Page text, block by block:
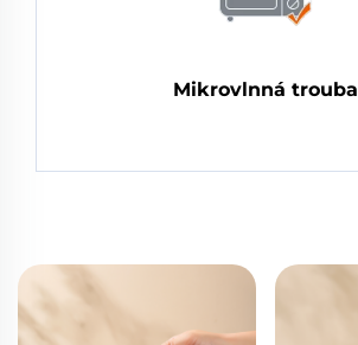
Mikrovlnná trouba